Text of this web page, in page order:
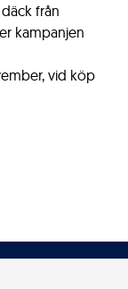
från
kampanjen
vid köp